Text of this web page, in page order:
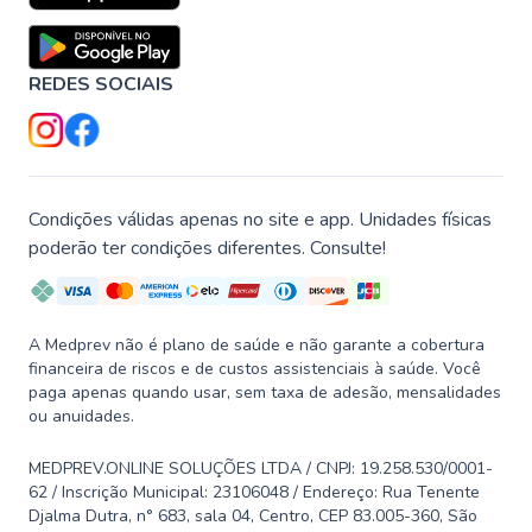
REDES SOCIAIS
Condições válidas apenas no site e app. Unidades físicas
poderão ter condições diferentes. Consulte!
A Medprev não é plano de saúde e não garante a cobertura
financeira de riscos e de custos assistenciais à saúde. Você
paga apenas quando usar, sem taxa de adesão, mensalidades
ou anuidades.
MEDPREV.ONLINE SOLUÇÕES LTDA / CNPJ: 19.258.530/0001-
62 / Inscrição Municipal: 23106048 / Endereço: Rua Tenente
Djalma Dutra, n° 683, sala 04, Centro, CEP 83.005-360, São